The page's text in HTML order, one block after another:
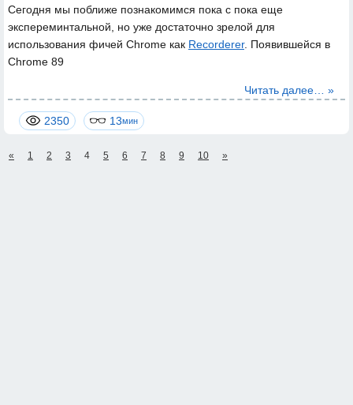
Сегодня мы поближе познакомимся пока с пока еще
экспереминтальной, но уже достаточно зрелой для
использования фичей Chrome как Recorderer. Появившейся в
Chrome 89
Читать далее… »
2350 13мин
« 1 2 3 4 5 6 7 8 9 10 »